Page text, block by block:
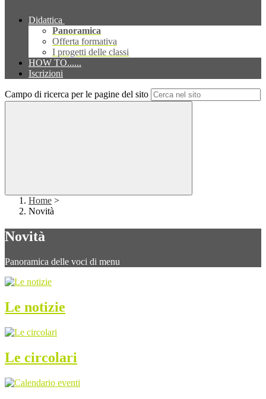
Didattica
Panoramica
Offerta formativa
I progetti delle classi
HOW TO......
Iscrizioni
Campo di ricerca per le pagine del sito
Home >
Novità
Novità
Panoramica delle voci di menu
Le notizie
Le circolari